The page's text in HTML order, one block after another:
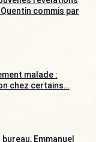
commis par
malade :
chez certains…
bureau, Emmanuel